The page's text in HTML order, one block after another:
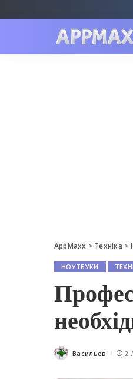
AppMaxx > Техніка >
НОУТБУКИ
Posted
Васильев 2